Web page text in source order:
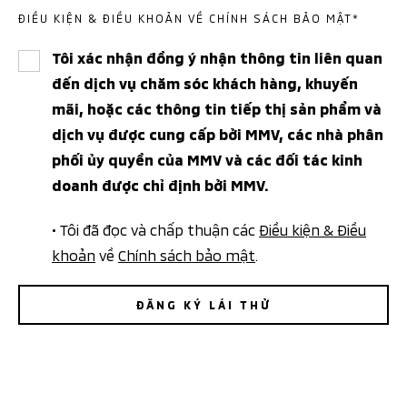
ĐIỀU KIỆN & ĐIỀU KHOẢN VỀ CHÍNH SÁCH BẢO MẬT*
Tôi xác nhận đồng ý nhận thông tin liên quan
đến dịch vụ chăm sóc khách hàng, khuyến
mãi, hoặc các thông tin tiếp thị sản phẩm và
dịch vụ được cung cấp bởi MMV, các nhà phân
phối ủy quyền của MMV và các đối tác kinh
doanh được chỉ định bởi MMV.
• Tôi đã đọc và chấp thuận cácĐiều kiện & Điều
khoản về Chính sách bảo mật
ĐĂNG KÝ LÁI THỬ